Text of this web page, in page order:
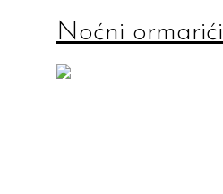
Noćni ormarići